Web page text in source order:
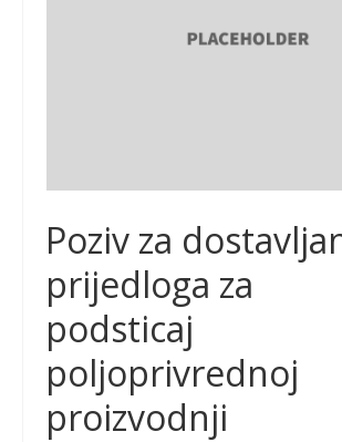
Poziv za
prijedloga za
podsticaj
poljoprivrednoj
proizvodnji